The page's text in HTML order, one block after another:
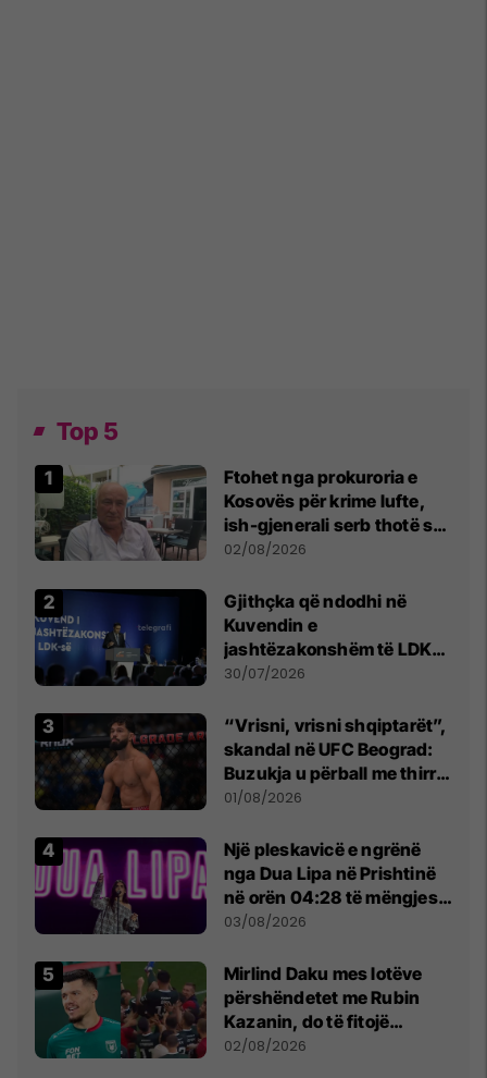
Top 5
Ftohet nga prokuroria e
Kosovës për krime lufte,
ish-gjenerali serb thotë se
dikush e tradhtoi në
02/08/2026
Gjithçka që ndodhi në
Kuvendin e
jashtëzakonshëm të LDK-
së
30/07/2026
“Vrisni, vrisni shqiptarët”,
skandal në UFC Beograd:
Buzukja u përball me thirrje
anti-shqiptare nga
01/08/2026
Një pleskavicë e ngrënë
nga Dua Lipa në Prishtinë
në orën 04:28 të mëngjesit
- dhe bota digjitale serbe
03/08/2026
Mirlind Daku mes lotëve
përshëndetet me Rubin
Kazanin, do të fitojë
miliona te Spartak Moska
02/08/2026